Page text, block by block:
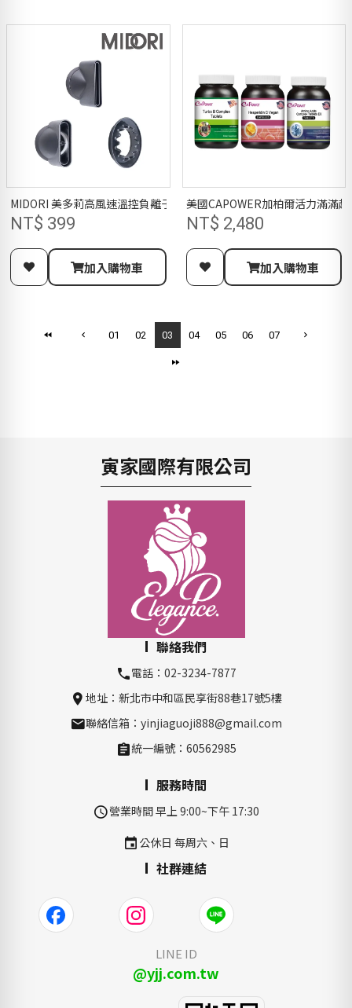
MIDORI 美多莉高風速溫控負離子吹風機-璇優品專屬配件3入組
NT$ 399
加入購物車
美國CAPOWER加柏爾活力滿滿
NT$ 2,480
加入購物車
01 02 03 04 05 06 07
寅家國際有限公司
聯絡我們
電話：02-3234-7877
地址：新北市中和區民享街88巷17號5樓
聯絡信箱：yinjiaguoji888@gmail.com
統一編號：60562985
服務時間
營業時間 早上 9:00~下午 17:30
公休日 每周六、日
社群連結
LINE ID
@yjj.com.tw